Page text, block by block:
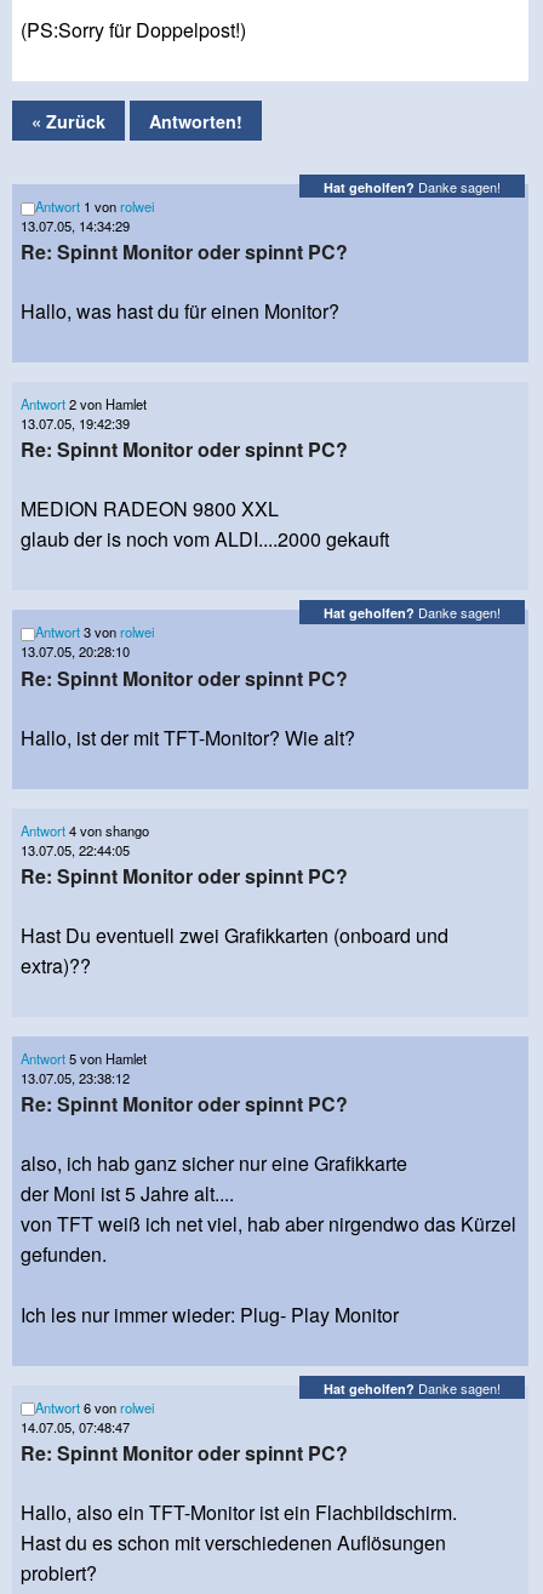
(PS:Sorry für Doppelpost!)
« Zurück Antworten!
Hat geholfen? Danke sagen!
Antwort 1 vonrolwei
13.07.05, 14:34:29
Re: Spinnt Monitor oder spinnt PC?
Hallo, was hast du für einen Monitor?
Antwort2 von Hamlet
13.07.05, 19:42:39
Re: Spinnt Monitor oder spinnt PC?
MEDION RADEON 9800 XXL
glaub der is noch vom ALDI....2000 gekauft
Hat geholfen? Danke sagen!
Antwort3 vonrolwei
13.07.05, 20:28:10
Re: Spinnt Monitor oder spinnt PC?
Hallo, ist der mit TFT-Monitor? Wie alt?
Antwort4 von shango
13.07.05, 22:44:05
Re: Spinnt Monitor oder spinnt PC?
Hast Du eventuell zwei Grafikkarten (onboard und
extra)??
Antwort5 von Hamlet
13.07.05, 23:38:12
Re: Spinnt Monitor oder spinnt PC?
also, ich hab ganz sicher nur eine Grafikkarte
der Moni ist 5 Jahre alt....
von TFT weiß ich net viel, hab aber nirgendwo das Kürzel
gefunden.
Ich les nur immer wieder: Plug- Play Monitor
Hat geholfen? Danke sagen!
Antwort6 vonrolwei
14.07.05, 07:48:47
Re: Spinnt Monitor oder spinnt PC?
Hallo, also ein TFT-Monitor ist ein Flachbildschirm.
Hast du es schon mit verschiedenen Auflösungen
probiert?